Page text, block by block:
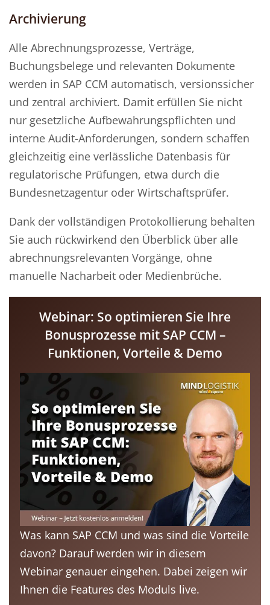
Archivierung
Alle Abrechnungsprozesse, Verträge,
Buchungsbelege und relevanten Dokumente
werden in SAP CCM automatisch, versionssicher
und zentral archiviert. Damit erfüllen Sie nicht
nur gesetzliche Aufbewahrungspflichten und
interne Audit-Anforderungen, sondern schaffen
gleichzeitig eine verlässliche Datenbasis für
regulatorische Prüfungen, etwa durch die
Bundesnetzagentur oder Wirtschaftsprüfer.
Dank der vollständigen Protokollierung behalten
Sie auch rückwirkend den Überblick über alle
abrechnungsrelevanten Vorgänge, ohne
manuelle Nacharbeit oder Medienbrüche.
Webinar: So optimieren Sie Ihre
Bonusprozesse mit SAP CCM –
Funktionen, Vorteile & Demo
Was kann SAP CCM und was sind die Vorteile
davon? Darauf werden wir in diesem
Webinar genauer eingehen. Dabei zeigen wir
Ihnen die Features des Moduls live.